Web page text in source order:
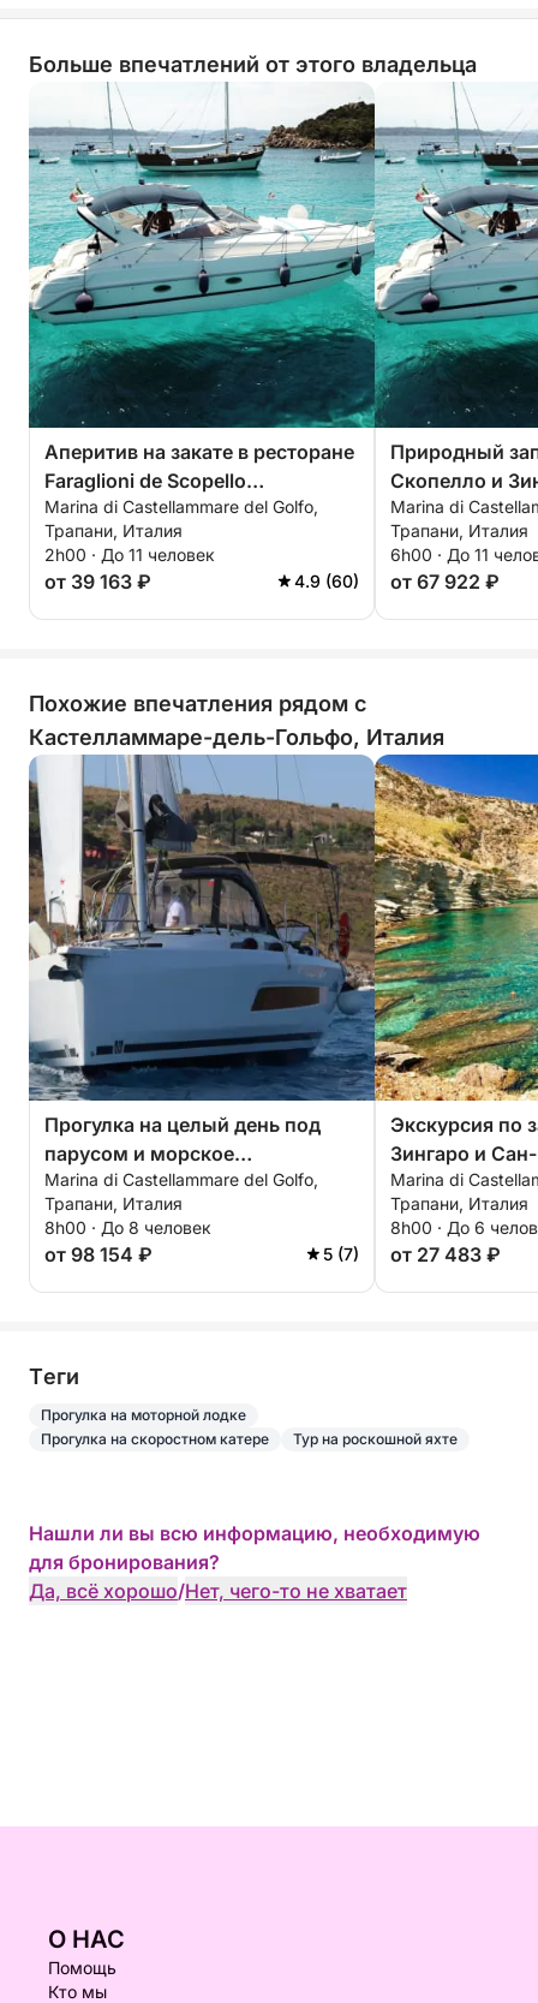
Больше впечатлений от этого владельца
Аперитив на закате в ресторане
Faraglioni de Scopello
(максимум 6 человек)
Marina di Castellammare del Golfo,
Трапани, Италия
2h00 · До 11 человек
от 39 163 ₽ 4.9 (60)
Природный
Скопелло и
день
Marina di
Трапани, Италия
6h00 · До 11
от 67 922 ₽
Похожие впечатления рядом с
Кастелламмаре-дель-Гольфо, Италия
Прогулка на целый день под
парусом и морское
путешествие в природном
заповеднике Зингаро
Marina di Castellammare del Golfo,
Трапани, Италия
8h00 · До 8 человек
от 98 154 ₽ 5 (7)
Экскурсия по
Зингаро и
Marina di
Трапани, Италия
8h00 · До 6
от 27 483 ₽
Tеги
Прогулка на моторной лодке
Прогулка на скоростном катере
Тур на роскошной яхте
Нашли ли вы всю информацию, необходимую
для бронирования?
Да, всё хорошо/Нет, чего-то не хватает
О НАС
Помощь
Кто мы